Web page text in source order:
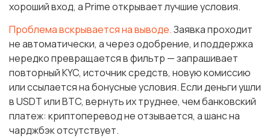
хороший вход, а Prime открывает лучшие условия.
Проблема вскрывается на выводе.Заявка проходит
не автоматически, а через одобрение, и поддержка
нередко превращается в фильтр — запрашивает
повторный KYC, источник средств, новую комиссию
или ссылается на бонусные условия. Если деньги ушли
в USDT или BTC, вернуть их труднее, чем банковский
платеж: криптоперевод не отзывается, а шанс на
чарджбэк отсутствует.